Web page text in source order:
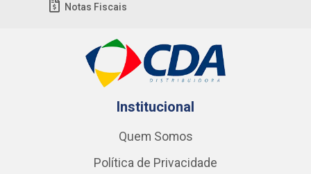
Notas Fiscais
Institucional
Quem Somos
Política de Privacidade